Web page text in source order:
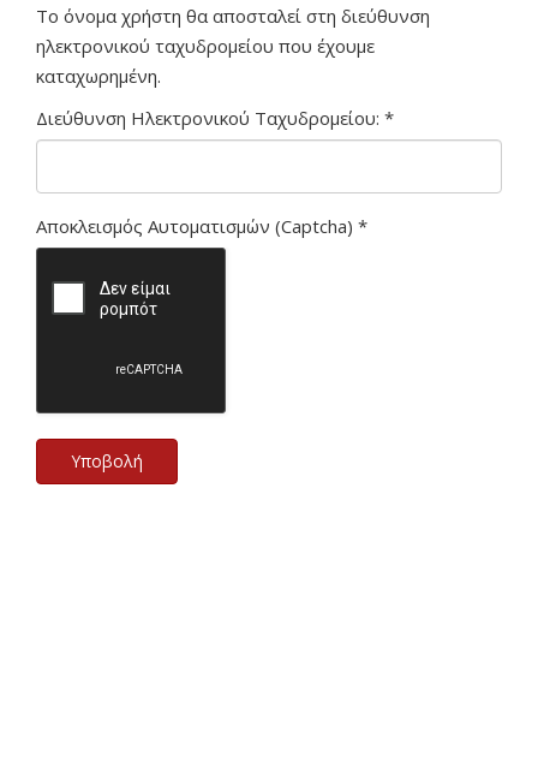
Το όνομα χρήστη θα αποσταλεί στη διεύθυνση
ηλεκτρονικού ταχυδρομείου που έχουμε
καταχωρημένη.
Διεύθυνση Ηλεκτρονικού Ταχυδρομείου: *
Αποκλεισμός Αυτοματισμών (Captcha) *
Υποβολή